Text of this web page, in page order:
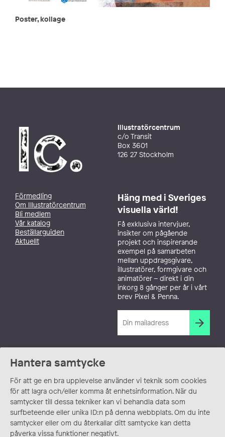
Hantera samtycke
För att ge en bra upplevelse använder vi teknik som cookies
för att lagra och/eller komma åt enhetsinformation. När du
samtycker till dessa tekniker kan vi behandla data som
surfbeteende eller unika ID:n på denna webbplats. Om du inte
samtycker eller om du återkallar ditt samtycke kan detta
påverka vissa funktioner negativt.
Poster, kollage
Illustratörcentrum
c/o Transit
Box 3601
126 27 Stockholm
Förmedling
Om Illustratörcentrum
Bli medlem
Vår katalog
Beställarguiden
Aktuellt
Häng med i Sveriges
visuella värld!
Få exklusiva intervjuer,
insikter om pågående
projekt och inspirerande
exempel på samarbeten
mellan uppdragsgivare,
illustratörer, formgivare och
animatörer – direkt i din
inkorg 8 gånger per år i vårt
brev Pixel & Penna.